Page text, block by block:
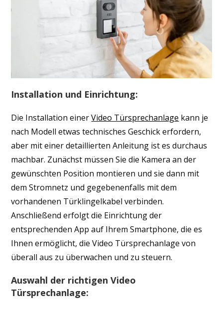
Installation und Einrichtung:
Die Installation einerVideo Türsprechanlage kann je
nach Modell etwas technisches Geschick erfordern,
aber mit einer detaillierten Anleitung ist es durchaus
machbar. Zunächst müssen Sie die Kamera an der
gewünschten Position montieren und sie dann mit
dem Stromnetz und gegebenenfalls mit dem
vorhandenen Türklingelkabel verbinden.
Anschließend erfolgt die Einrichtung der
entsprechenden App auf Ihrem Smartphone, die es
Ihnen ermöglicht, die Video Türsprechanlage von
überall aus zu überwachen und zu steuern.
Auswahl der richtigen Video
Türsprechanlage: